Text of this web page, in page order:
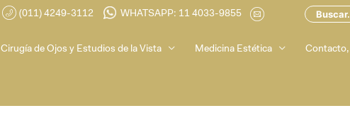
WHATSAPP: 11 4033-9855
(011) 4249-3112
Cirugía de Ojos y Estudios de la Vista Medicina Estética Contacto,
Buscar
por: